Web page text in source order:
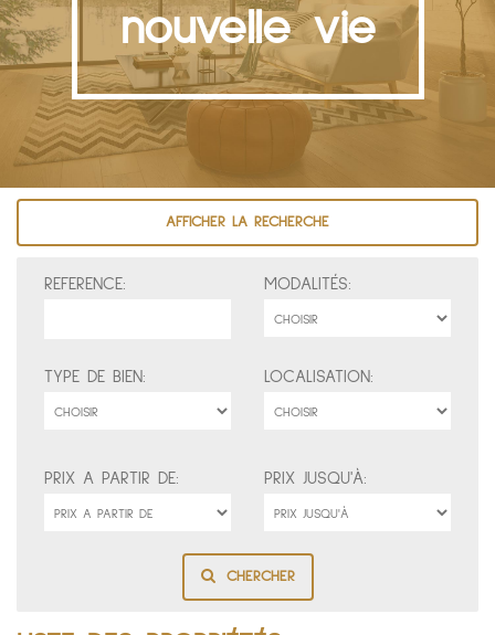
nouvelle vie
AFFICHER LA RECHERCHE
REFERENCE: MODALITÉS:
TYPE DE BIEN: LOCALISATION:
PRIX A PARTIR DE: PRIX JUSQU'À:
CHERCHER